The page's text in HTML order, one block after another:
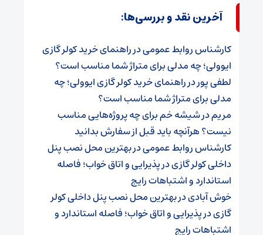
آخرین نقد و بررسی‌ها:
کارشناس روابط عمومیدرراهنمای خرید کولر گازی
ایوولی؛ چه مدلی برای متراژ شما مناسب است؟
لطفی پوردرراهنمای خرید کولر گازی ایوولی؛ چه
مدلی برای متراژ شما مناسب است؟
مریمدرشیشه خم برای چه پروژه‌هایی مناسب
نیست؟ هرآنچه باید قبل از سفارش بدانید
کارشناس روابط عمومیدربهترین محل نصب پنل
داخلی کولر گازی در پذیرایی و اتاق خواب؛ فاصله
استاندارد و اشتباهات رایج
خوش آبادیدربهترین محل نصب پنل داخلی کولر
گازی در پذیرایی و اتاق خواب؛ فاصله استاندارد و
اشتباهات رایج